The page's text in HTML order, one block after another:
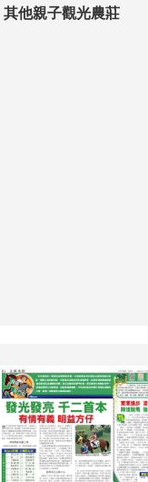
其他親子觀光農莊